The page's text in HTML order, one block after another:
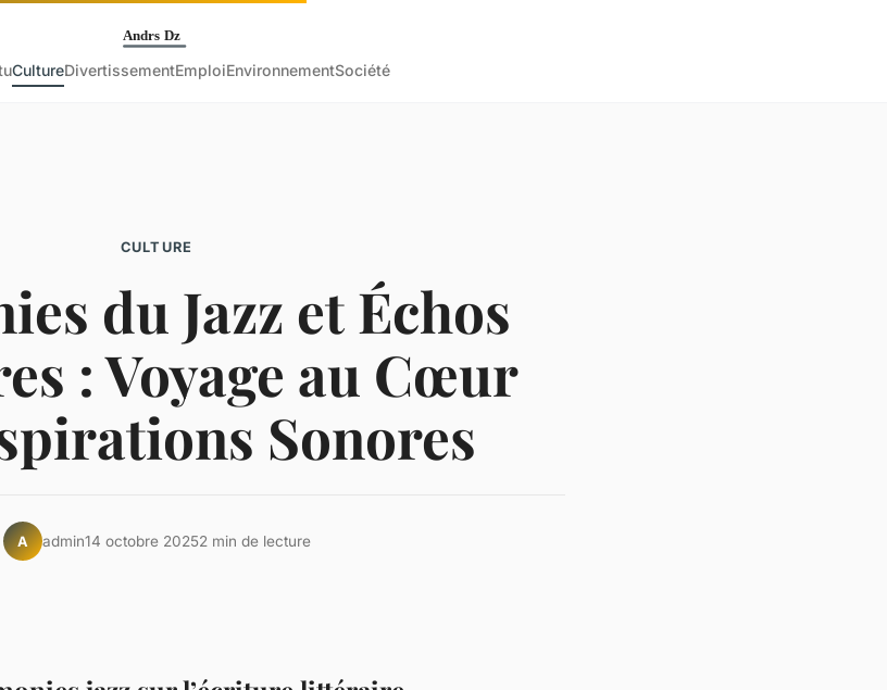
CultureDivertissementEmploiEnvironnementSociété
CULTURE
du Jazz et Échos
: Voyage au Cœur
Sonores
A admin14 octobre 20252 min de lecture